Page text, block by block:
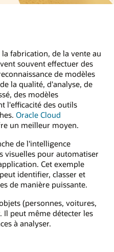
fabrication, de la vente au
souvent effectuer des
de modèles
la qualité, d'analyse, de
des modèles
l'efficacité des outils
Oracle Cloud
un meilleur moyen.
de l'intelligence
visuelles pour automatiser
Cet exemple
identifier, classer et
de manière puissante.
(personnes, voitures,
Il peut même détecter les
à analyser.